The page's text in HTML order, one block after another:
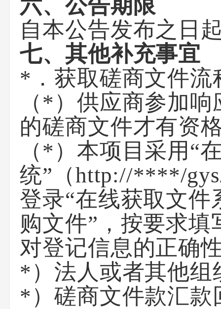
六、公告期限
自本公告发布之日
七、其他补充事宜
*． 获取磋商文件流
（*） 供应商参加响
的磋商文件才有资
（*）本项目采用“
统”（http://****/
登录“在线获取文件
购文件”，按要求
对登记信息的正确
*）法人或者其他组
*）磋商文件款汇款